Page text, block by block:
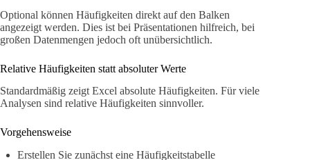
Optional können Häufigkeiten direkt auf den Balken
angezeigt werden. Dies ist bei Präsentationen hilfreich, bei
großen Datenmengen jedoch oft unübersichtlich.
Relative Häufigkeiten statt absoluter Werte
Standardmäßig zeigt Excel absolute Häufigkeiten. Für viele
Analysen sind relative Häufigkeiten sinnvoller.
Vorgehensweise
Erstellen Sie zunächst eine Häufigkeitstabelle